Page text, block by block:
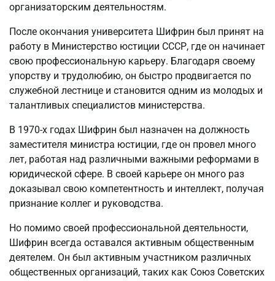
организаторским деятельностям.
После окончания университета Шифрин был принят на
работу в Министерство юстиции СССР, где он начинает
свою профессиональную карьеру. Благодаря своему
упорству и трудолюбию, он быстро продвигается по
служебной лестнице и становится одним из молодых и
талантливых специалистов министерства.
В 1970-х годах Шифрин был назначен на должность
заместителя министра юстиции, где он провел много
лет, работая над различными важными реформами в
юридической сфере. В своей карьере он много раз
доказывал свою компетентность и интеллект, получая
признание коллег и руководства.
Но помимо своей профессиональной деятельности,
Шифрин всегда оставался активным общественным
деятелем. Он был активным участником различных
общественных организаций, таких как Союз Советских